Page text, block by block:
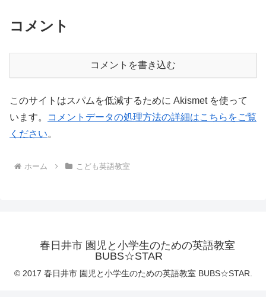
コメント
コメントを書き込む
このサイトはスパムを低減するために Akismet を使って
います。
コメントデータの処理方法の詳細はこちらをご覧
ください。
ホーム こども英語教室
春日井市 園児と小学生のための英語教室
BUBS☆STAR
© 2017 春日井市 園児と小学生のための英語教室 BUBS☆STAR.